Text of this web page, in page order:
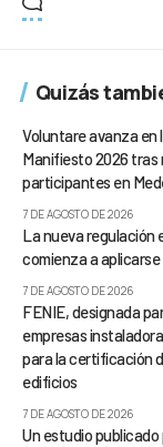
Quizás
Voluntare avanza
Manifiesto 2026 tras
participantes en
7 DE AGOSTO DE 2026
La nueva regulación
comienza a aplicarse
7 DE AGOSTO DE 2026
FENIE, designada
empresas
para la certificación
edificios
7 DE AGOSTO DE 2026
Un estudio